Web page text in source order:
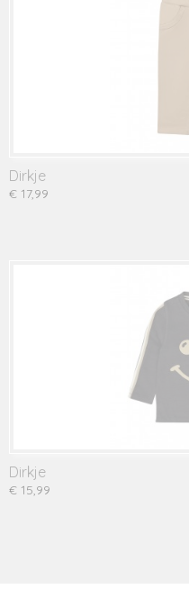
Dirkje
€ 17,99
Dirkje
€ 15,99